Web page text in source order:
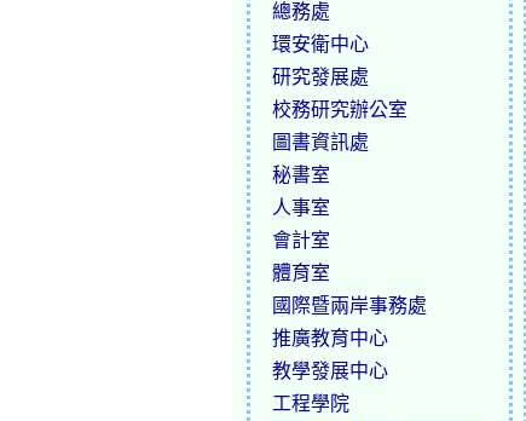
總務處
環安衛中心
研究發展處
校務研究辦公室
圖書資訊處
秘書室
人事室
會計室
體育室
國際暨兩岸事務處
推廣教育中心
教學發展中心
工程學院